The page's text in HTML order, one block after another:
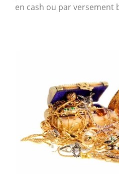
en cash ou par versement